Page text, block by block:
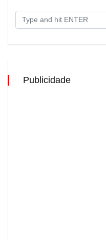
Publicidade